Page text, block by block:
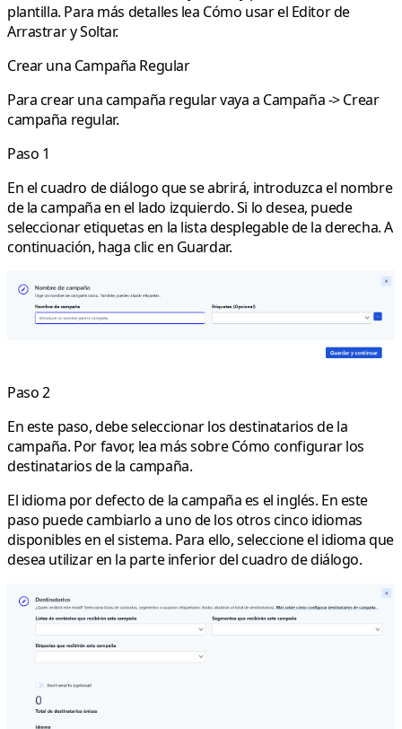
plantilla. Para más detalles lea Cómo usar el Editor de
Arrastrar y Soltar.
Crear una Campaña Regular
Para crear una campaña regularvaya a Campaña->Crear
campaña regular.
Paso 1
En el cuadro de diálogo que se abrirá, introduzca el nombre
de la campaña en el lado izquierdo. Si lo desea, puede
seleccionar etiquetas en la lista desplegable de la derecha. A
continuación, haga clic en Guardar.
Paso 2
En este paso, debe seleccionar los destinatarios de la
campaña. Por favor, lea más sobre Cómo configurar los
destinatarios de la campaña.
El idioma por defecto de la campaña es el inglés. En este
paso puede cambiarlo a uno de los otros cinco idiomas
disponibles en el sistema. Para ello, seleccione el idioma que
desea utilizar en la parte inferior del cuadro de diálogo.